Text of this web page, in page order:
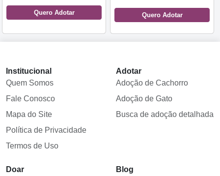
Quero Adotar Quero Adotar
Institucional
Quem Somos
Fale Conosco
Mapa do Site
Política de Privacidade
Termos de Uso
Adotar
Adoção de Cachorro
Adoção de Gato
Busca de adoção detalhada
Doar
Blog